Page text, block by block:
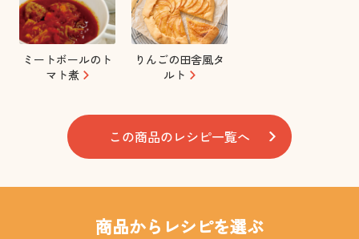
ミートボールのト
マト煮
りんごの田舎風タ
ルト
この商品のレシピ一覧へ
商品からレシピを選ぶ